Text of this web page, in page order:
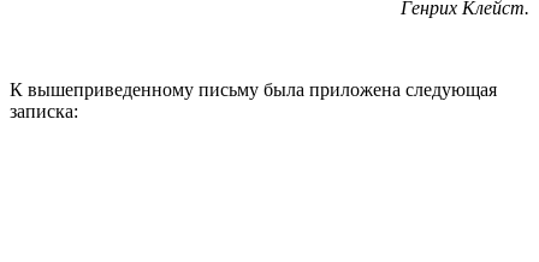
Генрих Клейст.
К вышеприведенному письму была приложена следующая
записка: